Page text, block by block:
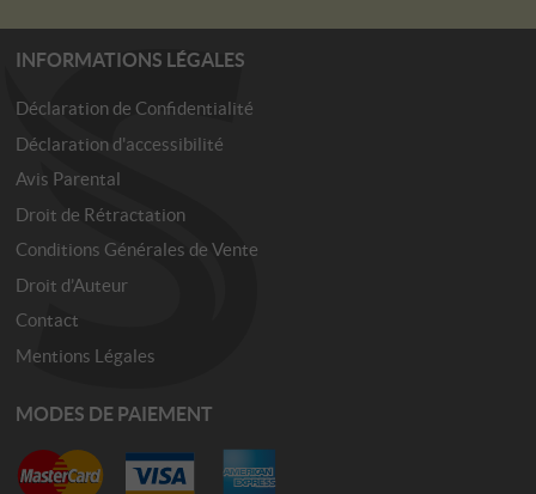
INFORMATIONS LÉGALES
Déclaration de Confidentialité
Déclaration d'accessibilité
Avis Parental
Droit de Rétractation
Conditions Générales de Vente
Droit d’Auteur
Contact
Mentions Légales
MODES DE PAIEMENT